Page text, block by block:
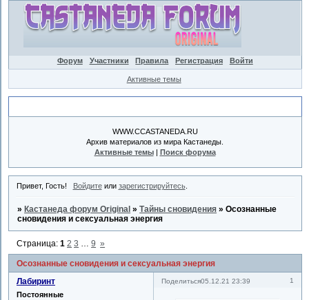
Форум Участники Правила Регистрация Войти
Активные темы
WWW.CCASTANEDA.RU
Архив материалов из мира Кастанеды.
Активные темы| Поиск форума
Привет, Гость! Войдитеили зарегистрируйтесь.
» Кастанеда форум Original »Тайны сновидения »Осознанные
сновидения и сексуальная энергия
Осознанные сновидения и сексуальная энергия
Страница:1 2 3 9 »
Поделиться 1
05.12.21 23:39
Лабиринт
Постоянные